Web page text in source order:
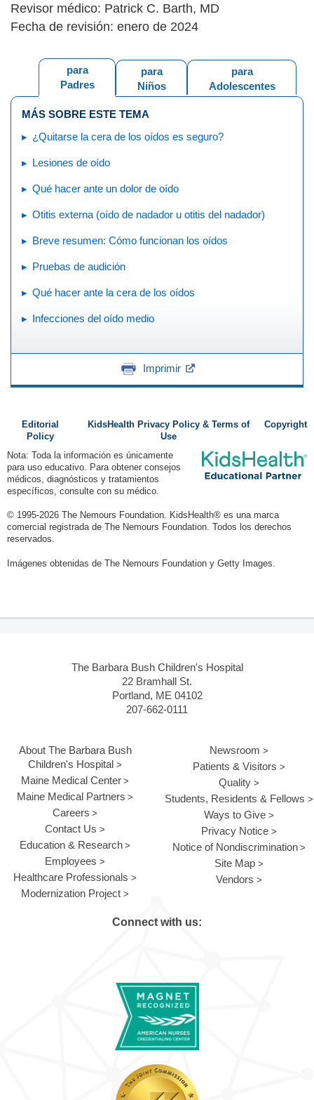
Revisor médico: Patrick C. Barth, MD
Fecha de revisión: enero de 2024
para
Adolescentes
para
Niños
para
Padres
MÁS SOBRE ESTE TEMA
¿Quitarse la cera de los oídos es seguro?
Lesiones de oído
Qué hacer ante un dolor de oído
Otitis externa (oído de nadador u otitis del nadador)
Breve resumen: Cómo funcionan los oídos
Pruebas de audición
Qué hacer ante la cera de los oídos
Infecciones del oído medio
Imprimir
Editorial
Policy
KidsHealth Privacy Policy & Terms of
Use
Copyright
Nota: Toda la información es únicamente
para uso educativo. Para obtener consejos
médicos, diagnósticos y tratamientos
específicos, consulte con su médico.
© 1995-2026 The Nemours Foundation. KidsHealth® es una marca
comercial registrada de The Nemours Foundation. Todos los derechos
reservados.
Imágenes obtenidas de The Nemours Foundation y Getty Images.
The Barbara Bush Children's Hospital
22 Bramhall St.
Portland, ME 04102
207-662-0111
About The Barbara Bush
Children's Hospital
Maine Medical Center
Maine Medical Partners
Careers
Contact Us
Education & Research
Employees
Healthcare Professionals
Modernization Project
Newsroom
Patients & Visitors
Quality
Students, Residents & Fellows
Ways to Give
Privacy Notice
Notice of Nondiscrimination
Site Map
Vendors
Connect with us: